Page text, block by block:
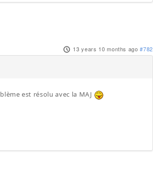
13 years 10 months ago #782
est résolu avec la MAJ